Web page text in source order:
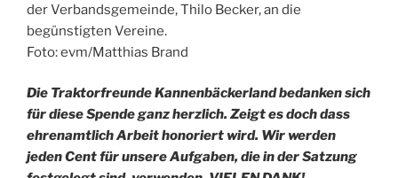
der Verbandsgemeinde, Thilo Becker, an die
begünstigten Vereine.
Foto: evm/Matthias Brand
Die Traktorfreunde Kannenbäckerland bedanken sich
für diese Spende ganz herzlich. Zeigt es doch dass
ehrenamtlich Arbeit honoriert wird. Wir werden
jeden Cent für unsere Aufgaben, die in der Satzung